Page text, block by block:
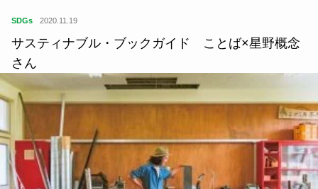
SDGs 2020.11.19
サスティナブル・ブックガイド ことば×星野概念
さん